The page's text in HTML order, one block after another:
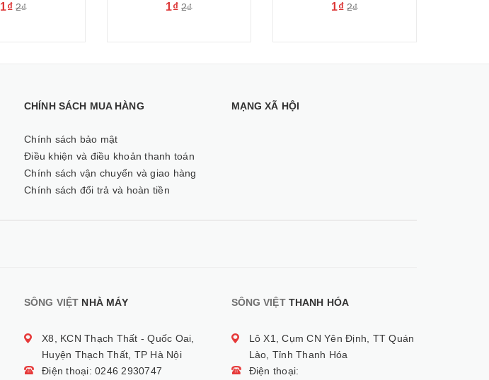
1₫ 2₫ 1₫ 2₫ 1₫ 2₫
CHÍNH SÁCH MUA HÀNG
Chính sách bảo mật
Điều khiện và điều khoản thanh toán
Chính sách vận chuyển và giao hàng
Chính sách đổi trả và hoàn tiền
MẠNG XÃ HỘI
SÔNG VIỆT NHÀ MÁY
X8, KCN Thạch Thất - Quốc Oai,
Huyện Thạch Thất, TP Hà Nội
Điện thoại: 0246 2930747
SÔNG VIỆTTHANH HÓA
Lô X1, Cụm CN Yên Định, TT Quán
Lào, Tỉnh Thanh Hóa
Điện thoại: